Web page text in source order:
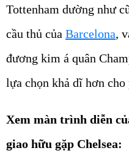
Tottenham dường như
cầu thủ của Barcelona,
đương kim á quân
lựa chọn khả dĩ hơn
Xem màn trình diễn
giao hữu gặp Chelsea: